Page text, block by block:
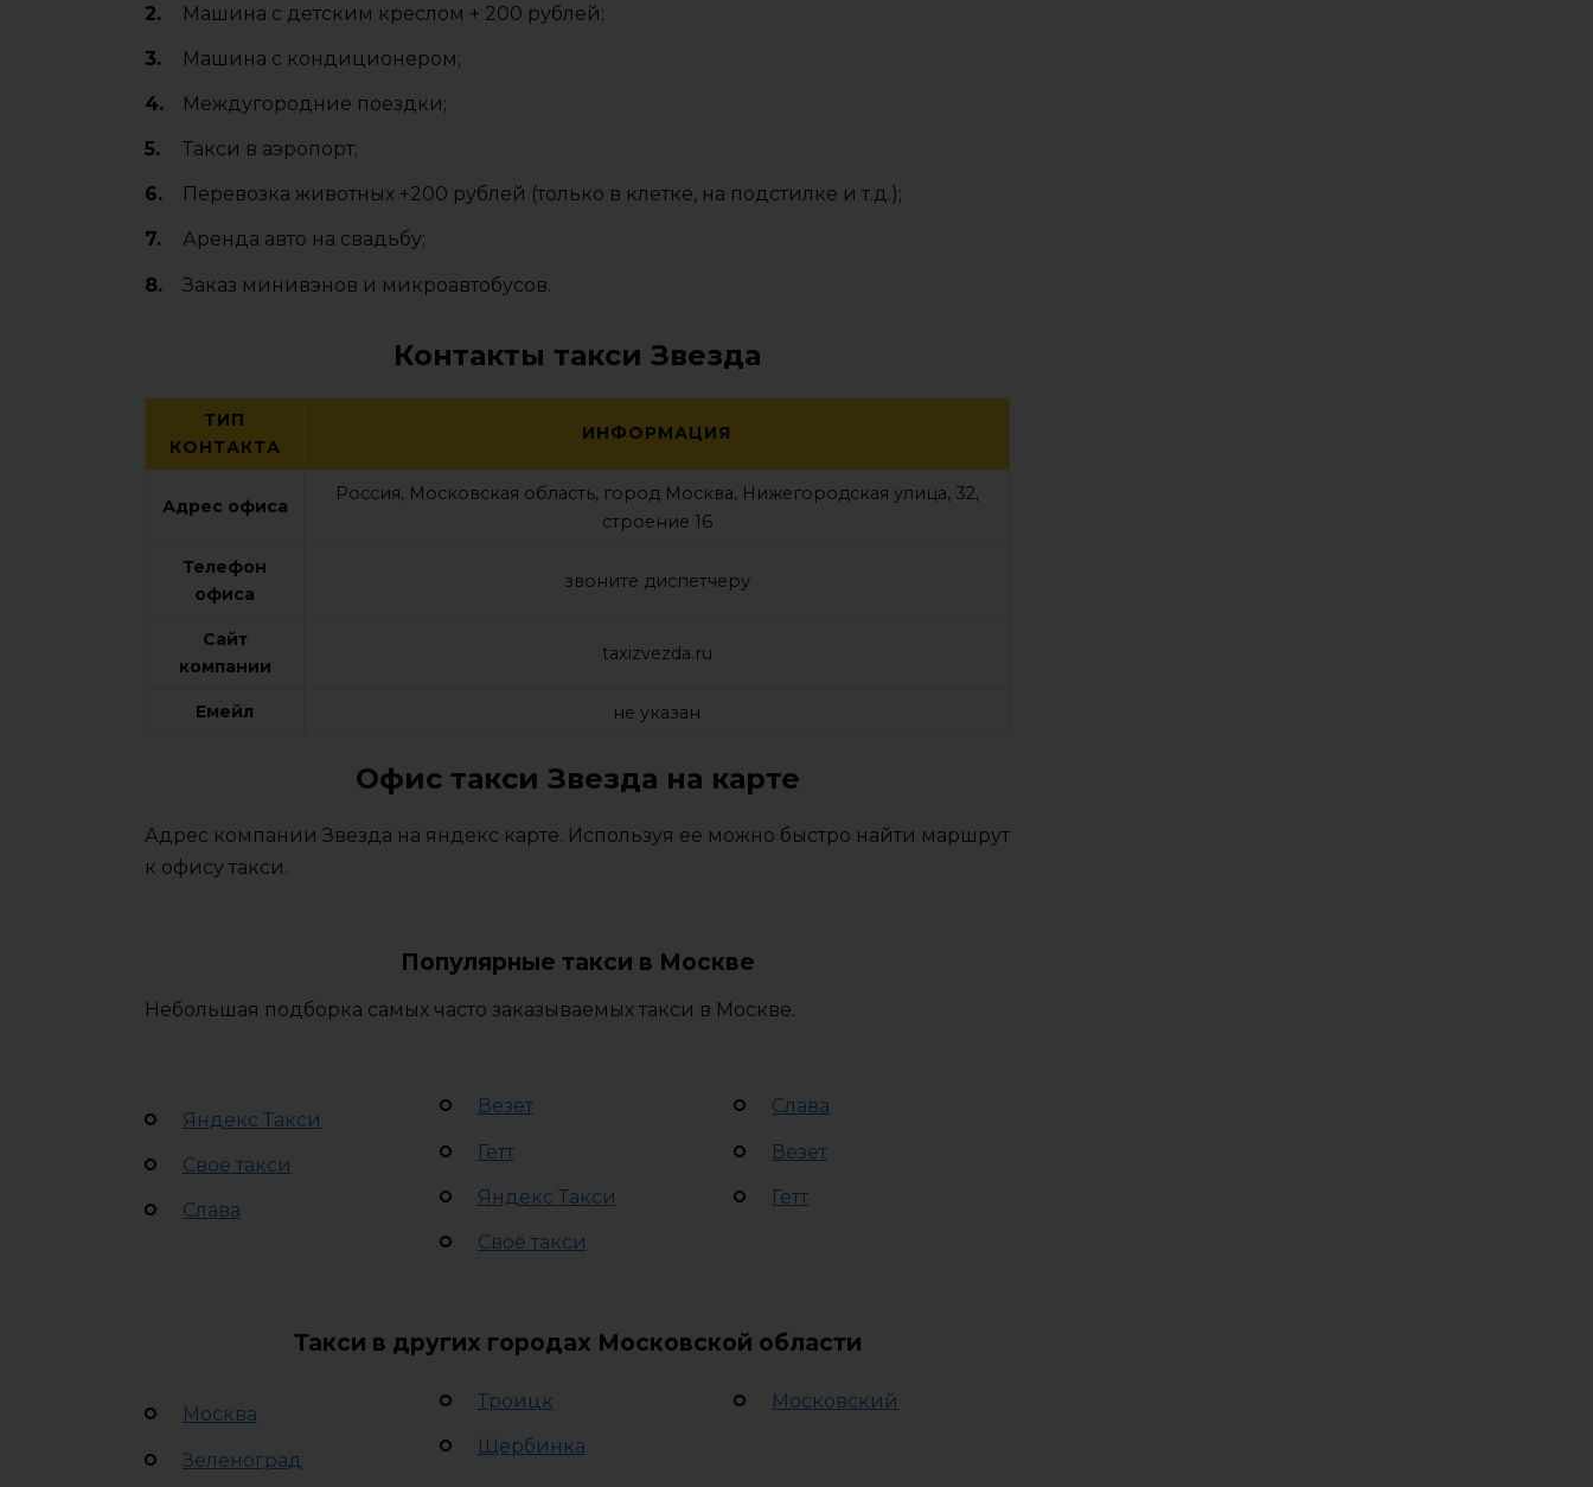
Машина с детским креслом + 200 рублей;
Машина с кондиционером;
Междугородние поездки;
Такси в аэропорт;
Перевозка животных +200 рублей (только в клетке, на подстилке и т.д.);
Аренда авто на свадьбу;
Заказ минивэнов и микроавтобусов.
Контакты такси Звезда
ТИП
КОНТАКТА
ИНФОРМАЦИЯ
Адрес офиса
Россия, Московская область, город Москва, Нижегородская улица, 32,
строение 16
Телефон
офиса
звоните диспетчеру
Сайт
компании
taxizvezda.ru
Емейл не указан
Офис такси Звезда на карте
Адрес компании Звезда на яндекс карте. Используя ее можно быстро найти маршрут
к офису такси.
Популярные такси в Москве
Небольшая подборка самых часто заказываемых такси в Москве.
Яндекс Такси
Своё такси
Слава
Везет
Гетт
Яндекс Такси
Своё такси
Слава
Везет
Гетт
Такси в других городах Московской области
Москва
Зеленоград
Троицк
Щербинка
Московский